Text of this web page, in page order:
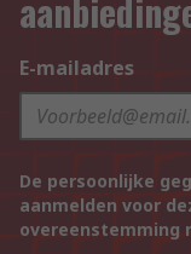
E-mailadres
De persoonlijke
aanmelden voor
overeenstemming